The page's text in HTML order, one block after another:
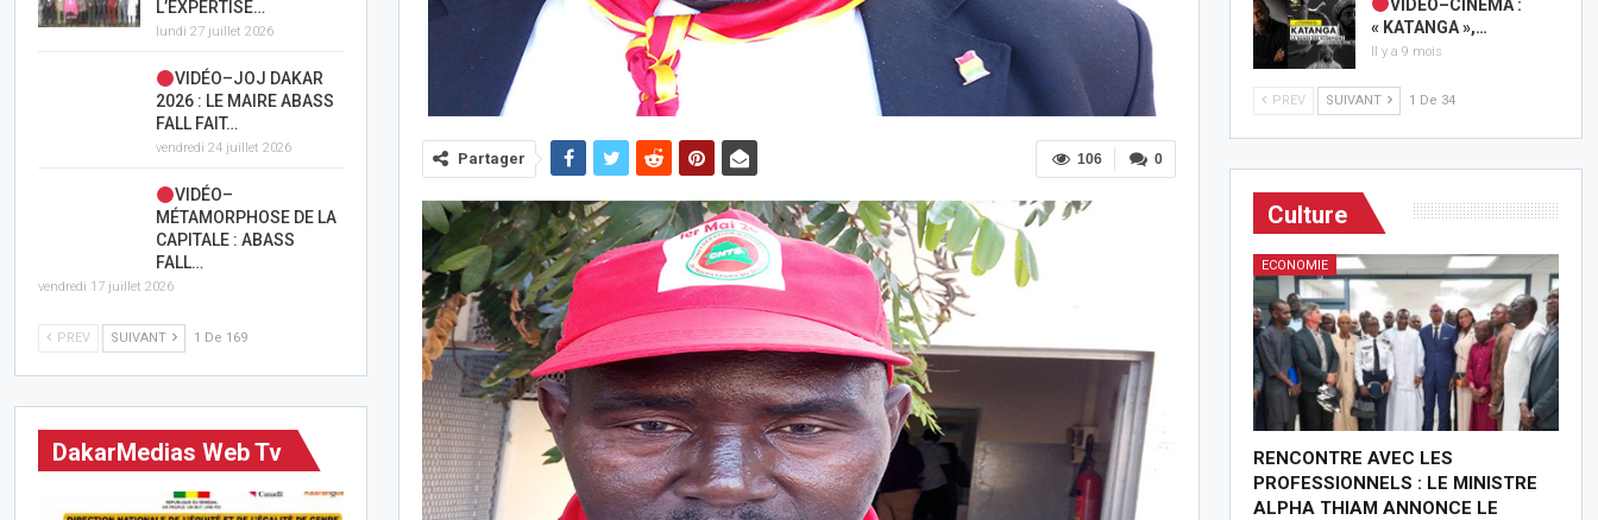
0
106
Partager
VIDÉO–CINEMA :
« KATANGA »,…
Il y a 9 mois
PREV SUIVANT 1 De 34
Culture
ECONOMIE
RENCONTRE AVEC LES
PROFESSIONNELS : LE MINISTRE
ALPHA THIAM ANNONCE LE
L’EXPERTISE…
lundi 27 juillet 2026
VIDÉO–JOJ DAKAR
2026 : LE MAIRE ABASS
FALL FAIT…
vendredi 24 juillet 2026
VIDÉO–
MÉTAMORPHOSE DE LA
CAPITALE : ABASS
FALL…
vendredi 17 juillet 2026
PREV SUIVANT 1 De 169
DakarMedias Web Tv